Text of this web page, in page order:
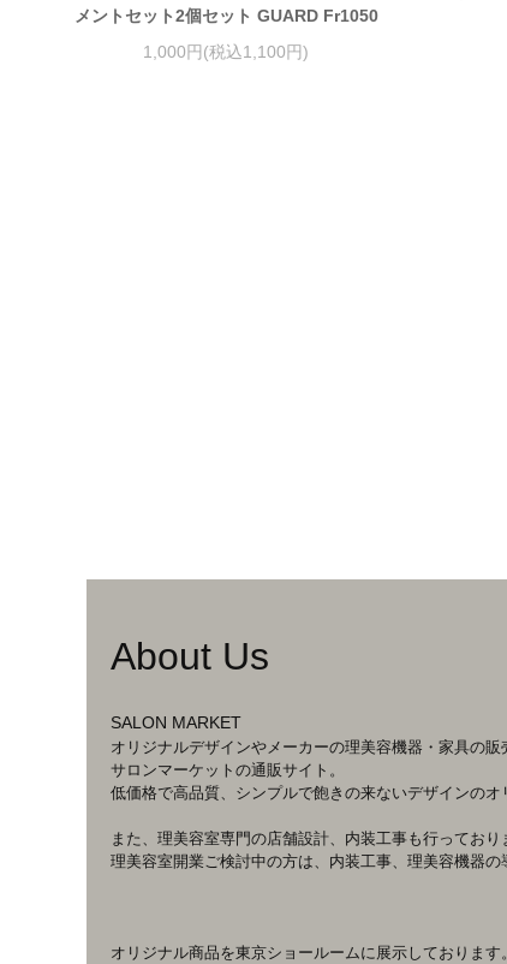
メントセット2個セット GUARD Fr1050
1,000円(税込1,100円)
About Us
SALON MARKET
オリジナルデザインやメーカーの理美容機器・家具の販
サロンマーケットの通販サイト。
低価格で高品質、シンプルで飽きの来ないデザインのオ
また、理美容室専門の店舗設計、内装工事も行っており
理美容室開業ご検討中の方は、内装工事、理美容機器の
オリジナル商品を東京ショールームに展示しております。